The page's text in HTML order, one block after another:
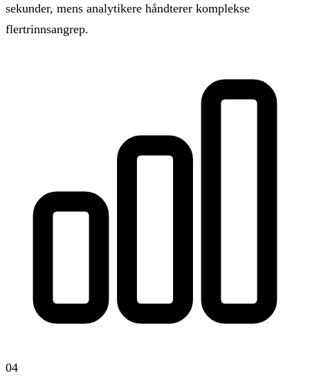
sekunder, mens analytikere håndterer komplekse
flertrinnsangrep.
04